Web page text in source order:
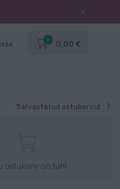
0 0,00 €
Salvestatud ostukorvid
ostukorv on tühi